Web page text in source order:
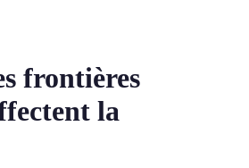
frontières
la